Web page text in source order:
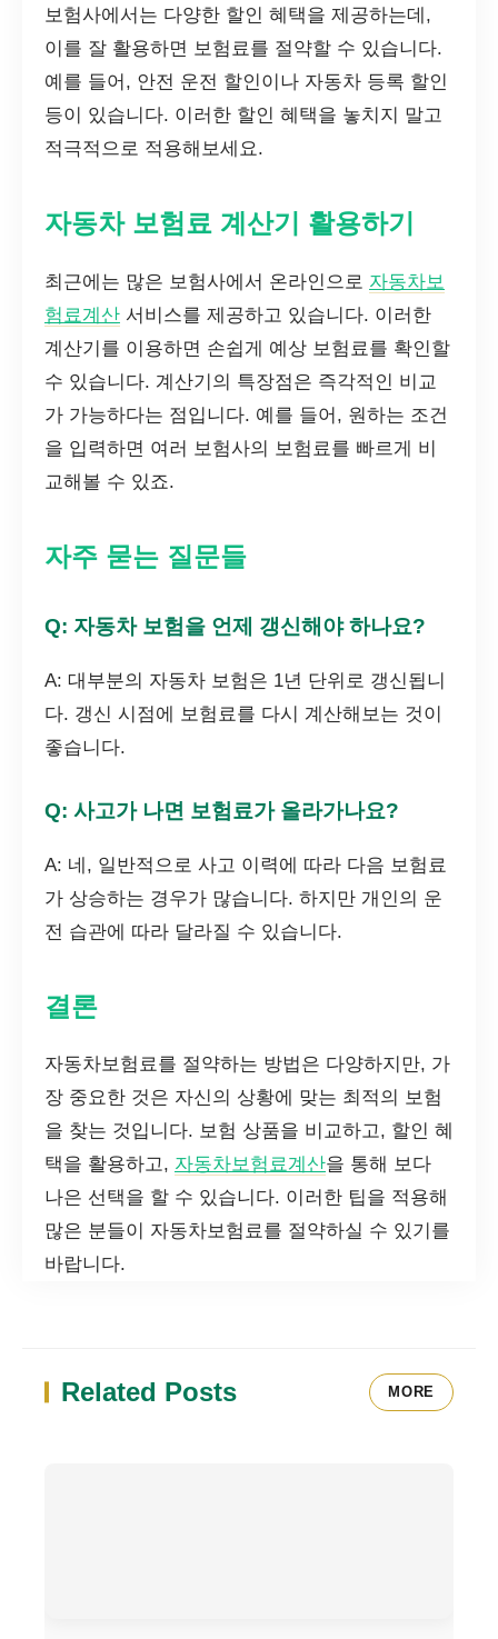
보험사에서는 다양한 할인 혜택을 제공하는데,
이를 잘 활용하면 보험료를 절약할 수 있습니다.
예를 들어, 안전 운전 할인이나 자동차 등록 할인
등이 있습니다. 이러한 할인 혜택을 놓치지 말고
적극적으로 적용해보세요.
자동차 보험료 계산기 활용하기
최근에는 많은 보험사에서 온라인으로 자동차보
험료계산 서비스를 제공하고 있습니다. 이러한
계산기를 이용하면 손쉽게 예상 보험료를 확인할
수 있습니다. 계산기의 특장점은 즉각적인 비교
가 가능하다는 점입니다. 예를 들어, 원하는 조건
을 입력하면 여러 보험사의 보험료를 빠르게 비
교해볼 수 있죠.
자주 묻는 질문들
Q: 자동차 보험을 언제 갱신해야 하나요?
A: 대부분의 자동차 보험은 1년 단위로 갱신됩니
다. 갱신 시점에 보험료를 다시 계산해보는 것이
좋습니다.
Q: 사고가 나면 보험료가 올라가나요?
A: 네, 일반적으로 사고 이력에 따라 다음 보험료
가 상승하는 경우가 많습니다. 하지만 개인의 운
전 습관에 따라 달라질 수 있습니다.
결론
자동차보험료를 절약하는 방법은 다양하지만, 가
장 중요한 것은 자신의 상황에 맞는 최적의 보험
을 찾는 것입니다. 보험 상품을 비교하고, 할인 혜
택을 활용하고, 자동차보험료계산을 통해 보다
나은 선택을 할 수 있습니다. 이러한 팁을 적용해
많은 분들이 자동차보험료를 절약하실 수 있기를
바랍니다.
Related Posts MORE